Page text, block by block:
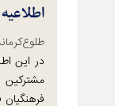
مشترکین